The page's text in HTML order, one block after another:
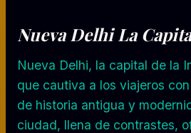
Nueva Delhi La
Nueva Delhi, la capital de la
que cautiva a los viajeros
de historia antigua y
ciudad, llena de contrastes,